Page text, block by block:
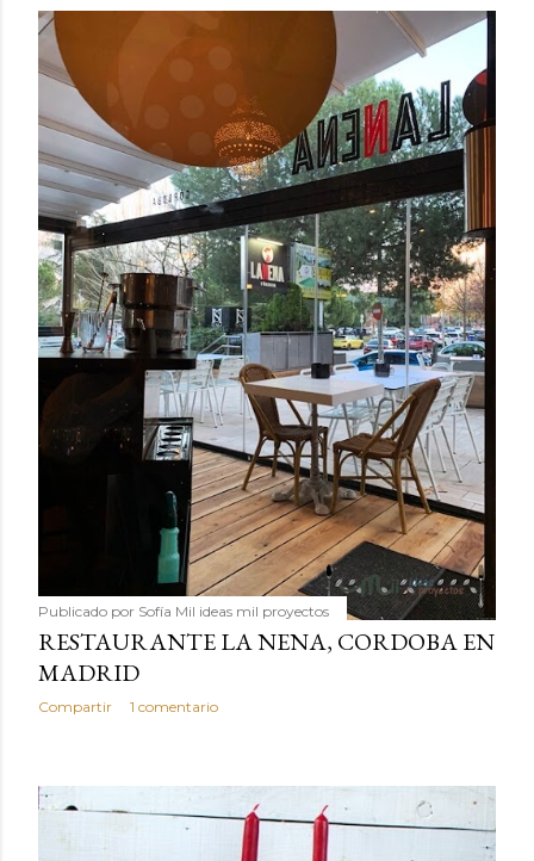
Publicado por Sofía Mil ideas mil proyectos
RESTAURANTE LA NENA, CORDOBA EN
MADRID
Compartir 1 comentario